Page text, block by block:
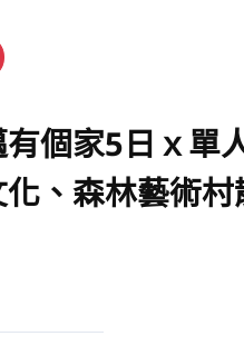
個家5日ｘ單
、森林藝術村